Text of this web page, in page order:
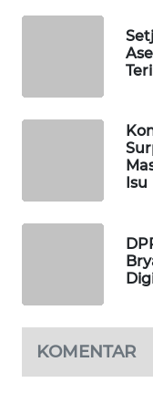
Isu
KOMENTAR
WAHANANEWS
WAHANA
UMKM